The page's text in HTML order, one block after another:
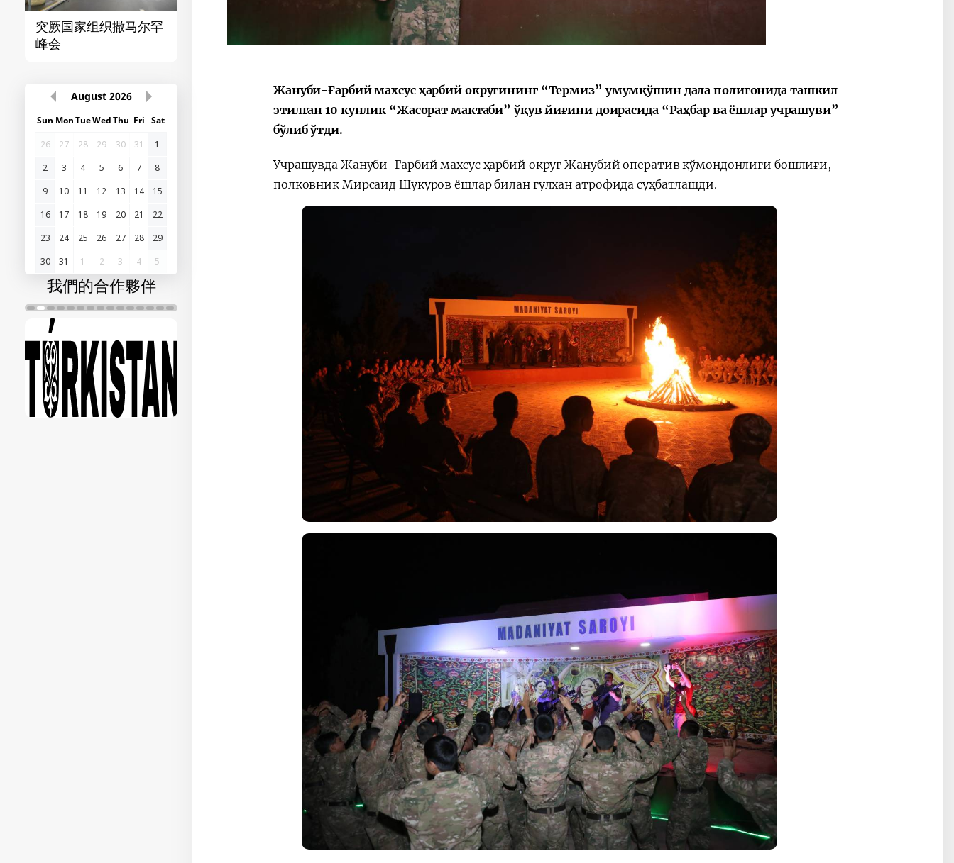
突厥国家组织撒马尔罕
峰会
宪法改革
August 2026
Sun MonTueWedThu Fri Sat
26
27 28 29 30 31
1
2
3 4 5 6 7
8
9
10 11 12 13 14
15
16
17 18 19 20 21
22
23
24 25 26 27 28
29
30
31 1 2 3 4 5
我們的合作夥伴
Жануби-Ғарбий махсус ҳарбий округининг “Термиз” умумқўшин дала полигонида ташкил
этилган 10 кунлик “Жасорат мактаби” ўқув йиғини доирасида “Раҳбар ва ёшлар учрашуви”
бўлиб ўтди.
Учрашувда Жануби-Ғарбий махсус ҳарбий округ Жанубий оператив қўмондонлиги бошлиғи,
полковник Мирсаид Шукуров ёшлар билан гулхан атрофида суҳбатлашди.